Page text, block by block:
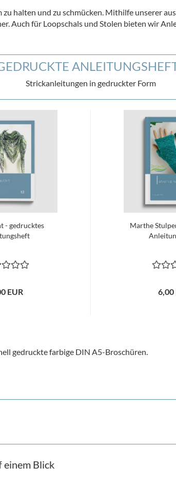
halten und zu schmücken. Mithilfe unserer
Auch für Loopschals und Stolen bieten wir
Strickanleitungen in gedruckter Form
- gedrucktes
EUR
Marthe
6,00
gedruckte farbige DIN A5-Broschüren.
einem Blick